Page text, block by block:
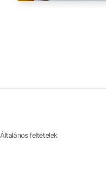
Általános feltételek